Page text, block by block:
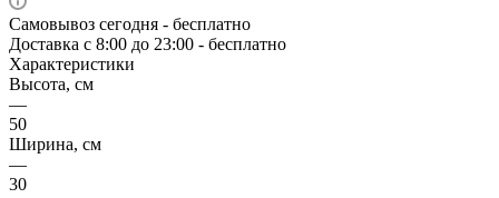
Самовывоз сегодня - бесплатно
Доставка c 8:00 до 23:00 - бесплатно
Характеристики
Высота, см
—
50
Ширина, см
—
30